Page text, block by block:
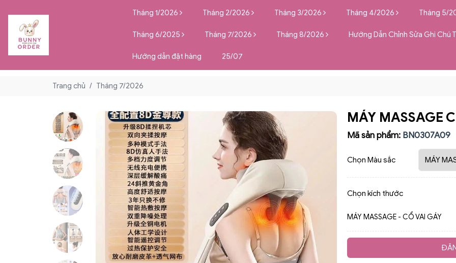
Tháng 1/2026 Tháng 2/2026 Tháng 3/2026 Tháng 4/2026 Tháng 5/
Tháng 6/2025 Tháng 7/2026 Tháng 8/2026 Hướng Dẫn Chỉnh Sửa Ghi Chú
Hướng dẫn đặt hàng 25/07
Trang chủ / Tháng 7/2026
MÁY MASSAGE
Mã sản phẩm: BN0307A09
Chọn Màu sắc
Chọn kích thước
MÁY MASSAGE - CỔ VAI GÁY